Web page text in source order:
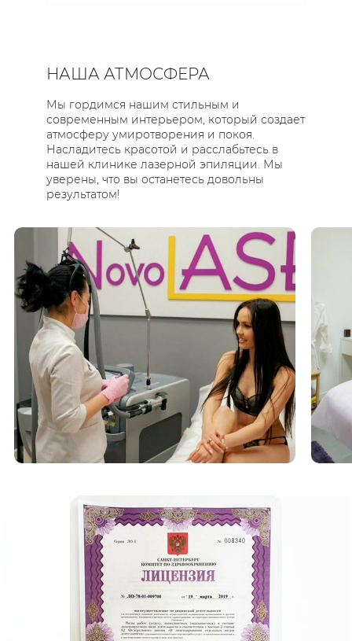
НАША АТМОСФЕРА
Мы гордимся нашим стильным и
современным интерьером, который создает
атмосферу умиротворения и покоя.
Насладитесь красотой и расслабьтесь в
нашей клинике лазерной эпиляции. Мы
уверены, что вы останетесь довольны
результатом!